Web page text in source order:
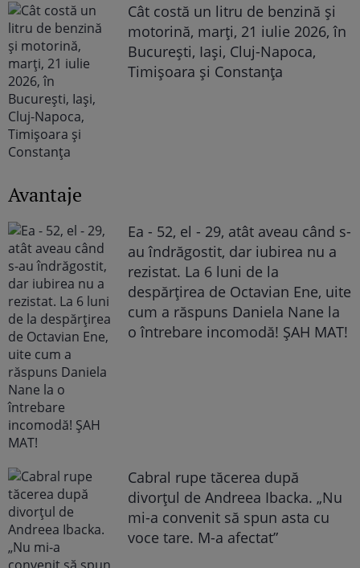
Cât costă un litru de benzină și
motorină, marți, 21 iulie 2026, în
București, Iași, Cluj-Napoca,
Timișoara și Constanța
Avantaje
Ea - 52, el - 29, atât aveau când s-
au îndrăgostit, dar iubirea nu a
rezistat. La 6 luni de la
despărțirea de Octavian Ene, uite
cum a răspuns Daniela Nane la
o întrebare incomodă! ȘAH MAT!
Cabral rupe tăcerea după
divorțul de Andreea Ibacka. „Nu
mi-a convenit să spun asta cu
voce tare. M-a afectat”